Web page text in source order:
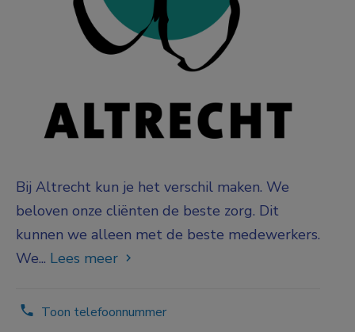
Bij Altrecht kun je het verschil maken. We
beloven onze cliënten de beste zorg. Dit
kunnen we alleen met de beste medewerkers.
We... Lees meer
Toon telefoonnummer